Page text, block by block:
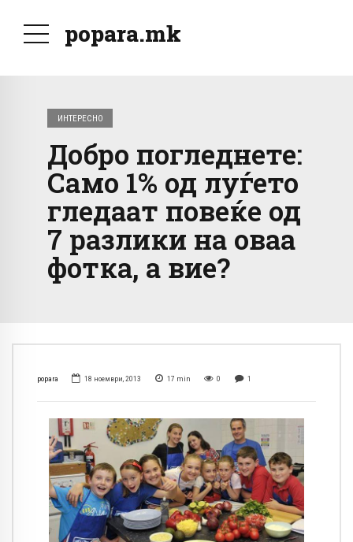
popara.mk
ИНТЕРЕСНО
Добро погледнете:
Само 1% од луѓето
гледаат повеќе од
7 разлики на оваа
фотка, а вие?
popara 18 ноември, 2013 17 min 0 1